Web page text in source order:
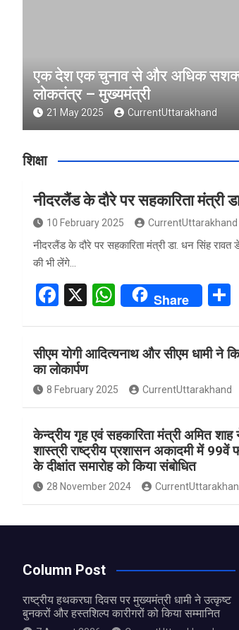
एक देश एक चुनाव से और अधिक सशक्त
लोकतंत्र – मुख्यमंत्री
21 May 2025 CurrentUttarakhand
शिक्षा
नीदरलैंड के दौरे पर सहकारिता मंत्री
10 February 2025 CurrentUttarakhand
नीदरलैंड के दौरे पर सहकारिता मंत्री डा. धन सिंह
की भी लेंगे…
F
ce
b
o
o
k
X
W
s
A
p
p
Share
ar
सीएम योगी आदित्यनाथ और सीएम धामी ने
का लोकार्पण
8 February 2025 CurrentUttarakhand
केन्द्रीय गृह एवं सहकारिता मंत्री अमित शाह
शास्त्री राष्ट्रीय प्रशासन अकादमी में 99वें
के दीक्षांत समारोह को किया संबोधित
28 November 2024
Column Post
राष्ट्रीय हथकरघा दिवस पर मुख्यमंत्री धामी ने उत्कृष्ट
बुनकरों और हस्तशिल्प कारीगरों को किया सम्मानित